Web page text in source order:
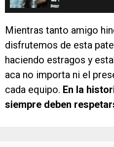
Mientras tanto amigo
disfrutemos de esta
haciendo estragos y
aca no importa ni el
cada equipo. En la
siempre deben